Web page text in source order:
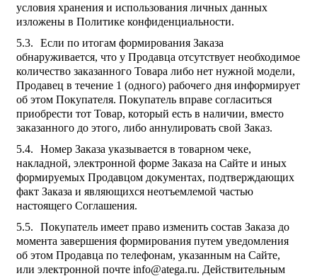
условия хранения и использования личных данных
изложены в Политике конфиденциальности.
Если по итогам формирования Заказа
обнаруживается, что у Продавца отсутствует необходимое
количество заказанного Товара либо нет нужной модели,
Продавец в течение 1 (одного) рабочего дня информирует
об этом Покупателя. Покупатель вправе согласиться
приобрести тот Товар, который есть в наличии, вместо
заказанного до этого, либо аннулировать свой Заказ.
Номер Заказа указывается в товарном чеке,
накладной, электронной форме Заказа на Сайте и иных
формируемых Продавцом документах, подтверждающих
факт Заказа и являющихся неотъемлемой частью
настоящего Соглашения.
Покупатель имеет право изменить состав Заказа до
момента завершения формирования путем уведомления
об этом Продавца по телефонам, указанным на Сайте,
или электронной почте info@atega.ru. Действительным